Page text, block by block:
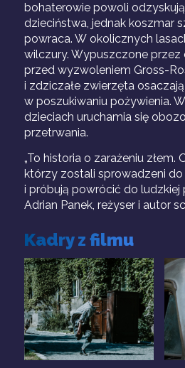
bohaterowie powoli
dzieciństwa, jednak koszmar
powraca. W okolicznych
wilczury. Wypuszczone przez
przed wyzwoleniem Gross-
i zdziczałe zwierzęta osaczają
w poszukiwaniu pożywienia.
dzieciach uruchamia się
przetrwania.
„To historia o zarażeniu złem.
którzy zostali sprowadzeni
i próbują powrócić do ludzkiej
Adrian Panek, reżyser i autor
Kadry z filmu